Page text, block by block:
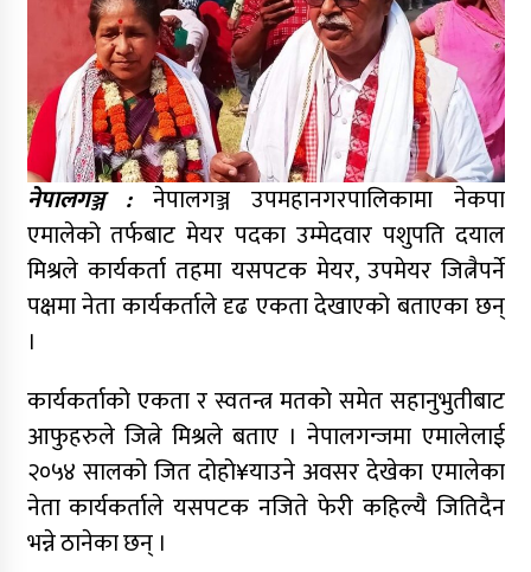
नेपालगञ्ज : नेपालगञ्ज उपमहानगरपालिकामा नेकपा
एमालेको तर्फबाट मेयर पदका उम्मेदवार पशुपति दयाल
मिश्रले कार्यकर्ता तहमा यसपटक मेयर, उपमेयर जित्नैपर्ने
पक्षमा नेता कार्यकर्ताले दृढ एकता देखाएको बताएका छन्
।
कार्यकर्ताको एकता र स्वतन्त्र मतको समेत सहानुभुतीबाट
आफुहरुले जित्ने मिश्रले बताए । नेपालगन्जमा एमालेलाई
२०५४ सालको जित दोहो¥याउने अवसर देखेका एमालेका
नेता कार्यकर्ताले यसपटक नजिते फेरी कहिल्यै जितिदैन
भन्ने ठानेका छन् ।